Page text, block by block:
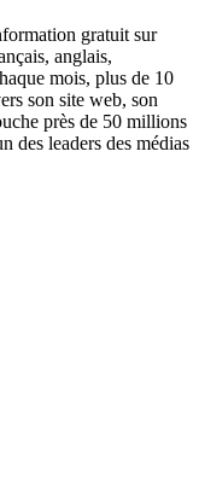
gratuit sur
anglais,
mois, plus de 10
son site web, son
près de 50 millions
des leaders des médias